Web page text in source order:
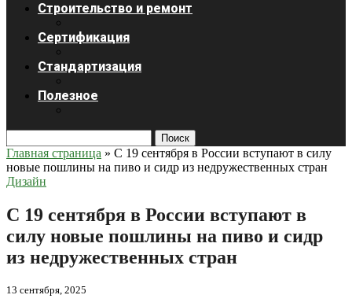
Строительство и ремонт
Сертификация
Стандартизация
Полезное
Поиск
Главная страница » С 19 сентября в России вступают в силу
новые пошлины на пиво и сидр из недружественных стран
Дизайн
С 19 сентября в России вступают в
силу новые пошлины на пиво и сидр
из недружественных стран
13 сентября, 2025